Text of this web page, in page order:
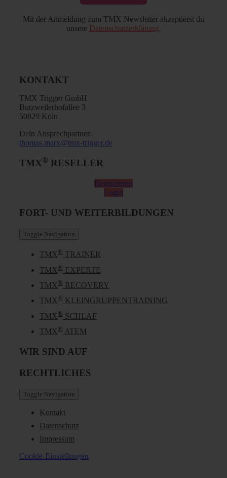
Mit der Anmeldung zum TMX Newsletter akzeptierst du
unsere Datenschutzerklärung.
KONTAKT
TMX Trigger GmbH
Butzweilerhofallee 3
50829 Köln
Dein Ansprechpartner:
thomas.marx@tmx-trigger.de
TMX® RESELLER
Registrieren
Login
FORT- UND WEITERBILDUNGEN
Toggle Navigation
TMX ®TRAINER
TMX ®EXPERTE
TMX ®RECOVERY
TMX ®KLEINGRUPPENTRAINING
TMX ®SCHLAF
TMX ®ATEM
WIR SIND AUF
RECHTLICHES
Toggle Navigation
Kontakt
Datenschutz
Impressum
Cookie-Einstellungen